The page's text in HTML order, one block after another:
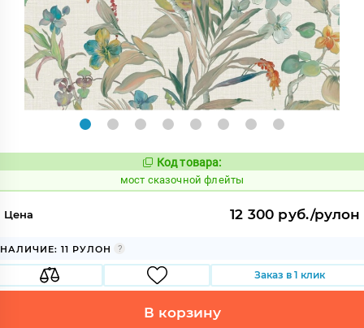
Код:
1026741
Код товара:
мост сказочной флейты
Цена 12 300 руб./рулон
НАЛИЧИЕ: 11 РУЛОН
Заказ в 1 клик
В корзину